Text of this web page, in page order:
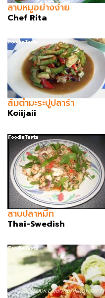
ลาบหมูอย่างง่าย
Chef Rita
ส้มตำมะระปูปลาร้า
Koiijaii
ลาบปลาหมึก
Thai-Swedish